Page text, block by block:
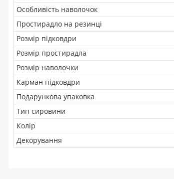
Особливість наволочок
Простирадло на резинці
Розмір підковдри
Розмір простирадла
Розмір наволочки
Карман підковдри
Подарункова упаковка
Тип сировини
Колір
Декорування